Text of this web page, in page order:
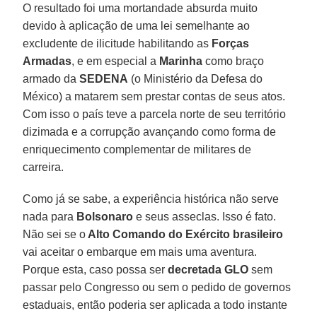
O resultado foi uma mortandade absurda muito
devido à aplicação de uma lei semelhante ao
excludente de ilicitude habilitando as Forças
Armadas, e em especial a Marinha como braço
armado daSEDENA (o Ministério da Defesa do
México) a matarem sem prestar contas de seus atos.
Com isso o país teve a parcela norte de seu território
dizimada e a corrupção avançando como forma de
enriquecimento complementar de militares de
carreira.
Como já se sabe, a experiência histórica não serve
nada para Bolsonaro e seus asseclas. Isso é fato.
Não sei se o Alto Comando do Exército brasileiro
vai aceitar o embarque em mais uma aventura.
Porque esta, caso possa serdecretada GLO sem
passar pelo Congresso ou sem o pedido de governos
estaduais, então poderia ser aplicada a todo instante